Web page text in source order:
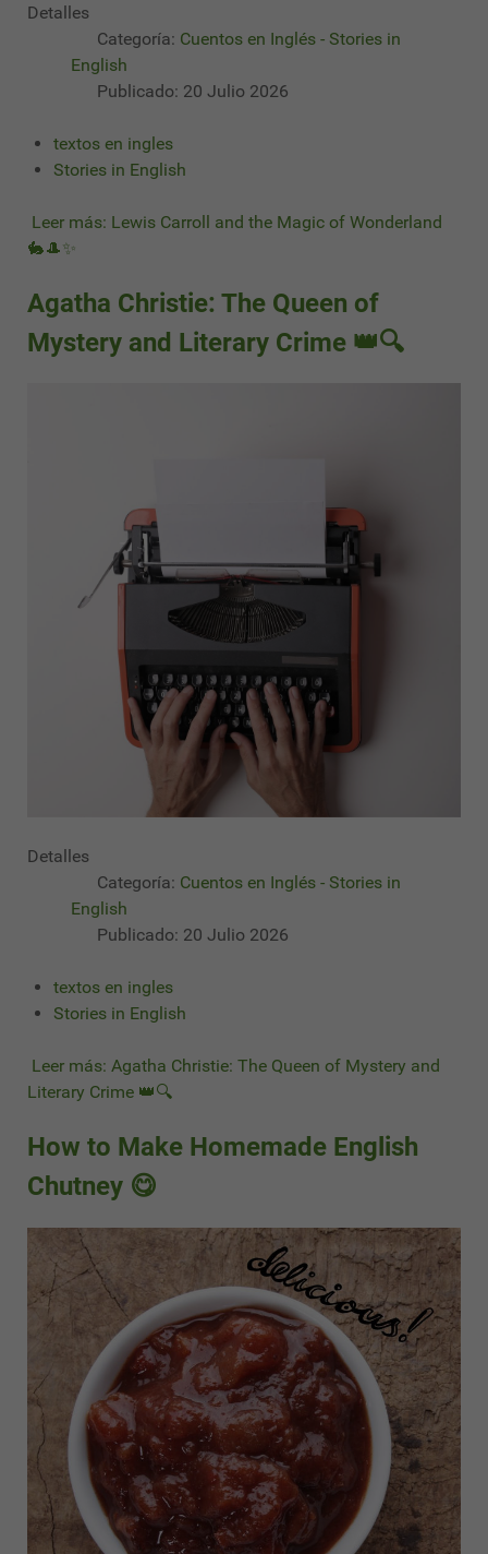
Detalles
Categoría: Cuentos en Inglés - Stories in
English
Publicado: 20 Julio 2026
textos en ingles
Stories in English
Leer más: Lewis Carroll and the Magic of Wonderland
🐇🎩✨
Agatha Christie: The Queen of
Mystery and Literary Crime 👑🔍
Detalles
Categoría: Cuentos en Inglés - Stories in
English
Publicado: 20 Julio 2026
textos en ingles
Stories in English
Leer más: Agatha Christie: The Queen of Mystery and
Literary Crime 👑🔍
How to Make Homemade English
Chutney 😋